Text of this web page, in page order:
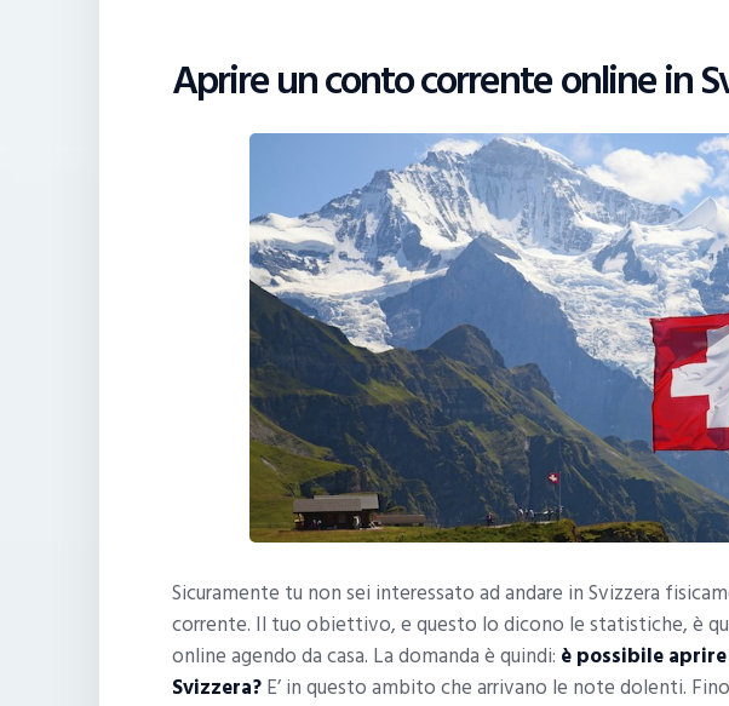
Aprire un conto corrente online in
Sicuramente tu non sei interessato ad andare in Svizzera
corrente. Il tuo obiettivo, e questo lo dicono le statistiche, è
online agendo da casa. La domanda è quindi: è possibile
Svizzera?E’ in questo ambito che arrivano le note dolenti.